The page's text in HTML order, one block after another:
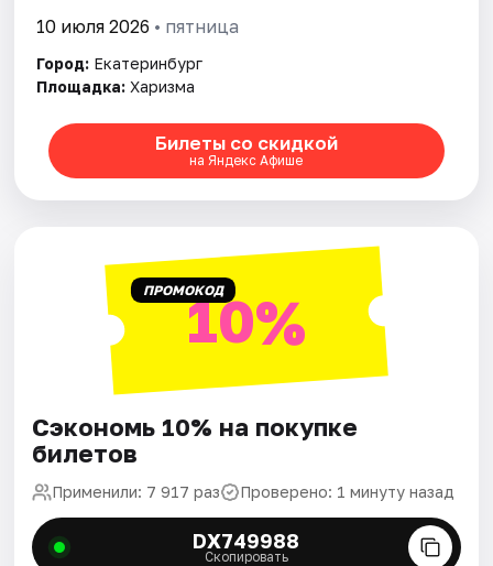
Рейтинги
10 июля 2026 • пятница
Город: Екатеринбург
Площадка: Харизма
Билеты со скидкой
на Яндекс Афише
ПРОМОКОД10%
Сэкономь 10% на покупке
билетов
Применили: 7 917 раз Проверено: 1 минуту назад
DX749988
Скопировать